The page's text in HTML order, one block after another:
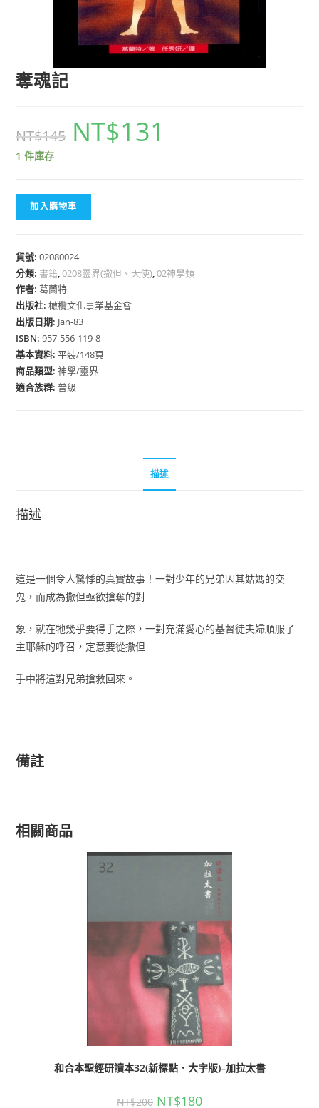
奪魂記
NT$145 NT$131
1 件庫存
加入購物車
貨號:02080024
分類: 書籍,0208靈界(撒但、天使),02神學類
作者:葛蘭特
出版社:橄欖文化事業基金會
出版日期: Jan-83
ISBN:957-556-119-8
基本資料:平裝/148頁
商品類型:神學/靈界
適合族群:普級
描述
描述
這是一個令人驚悸的真實故事！一對少年的兄弟因其姑媽的交
鬼，而成為撒但亟欲搶奪的對
象，就在牠幾乎要得手之際，一對充滿愛心的基督徒夫婦順服了
主耶穌的呼召，定意要從撒但
手中將這對兄弟搶救回來。
備註
相關商品
和合本聖經研讀本32(新標點．大字版)–加拉太書
NT$200 NT$180